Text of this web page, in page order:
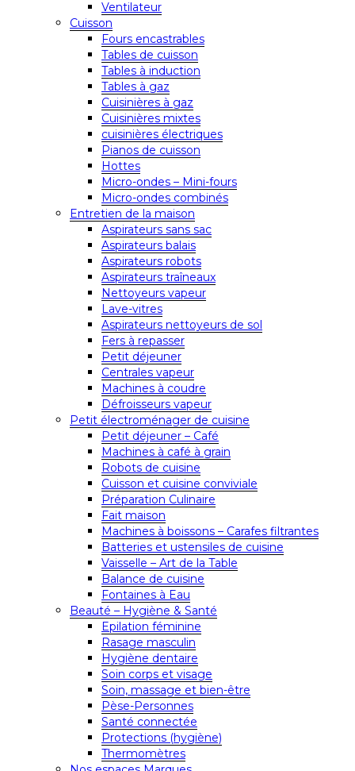
Ventilateur
Cuisson
Fours encastrables
Tables de cuisson
Tables à induction
Tables à gaz
Cuisinières à gaz
Cuisinières mixtes
cuisinières électriques
Pianos de cuisson
Hottes
Micro-ondes – Mini-fours
Micro-ondes combinés
Entretien de la maison
Aspirateurs sans sac
Aspirateurs balais
Aspirateurs robots
Aspirateurs traîneaux
Nettoyeurs vapeur
Lave-vitres
Aspirateurs nettoyeurs de sol
Fers à repasser
Petit déjeuner
Centrales vapeur
Machines à coudre
Défroisseurs vapeur
Petit électroménager de cuisine
Petit déjeuner – Café
Machines à café à grain
Robots de cuisine
Cuisson et cuisine conviviale
Préparation Culinaire
Fait maison
Machines à boissons – Carafes filtrantes
Batteries et ustensiles de cuisine
Vaisselle – Art de la Table
Balance de cuisine
Fontaines à Eau
Beauté – Hygiène & Santé
Epilation féminine
Rasage masculin
Hygiène dentaire
Soin corps et visage
Soin, massage et bien-être
Pèse-Personnes
Santé connectée
Protections (hygiène)
Thermomètres